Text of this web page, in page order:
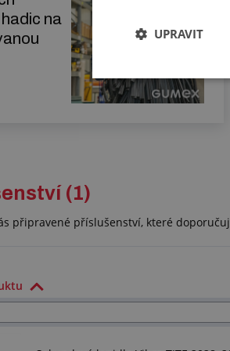
na
(1)
připravené příslušenství, které
UPRAVIT